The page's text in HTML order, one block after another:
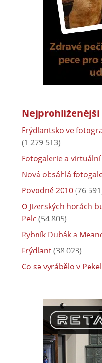
Frýdlantsko ve
(1 279 513)
Fotogalerie a
Nová obsáhlá
Povodně 2010(76
O Jizerských horách
Pelc (54 805)
Rybník Dubák a
Frýdlant(38 023)
Co se vyrábělo v